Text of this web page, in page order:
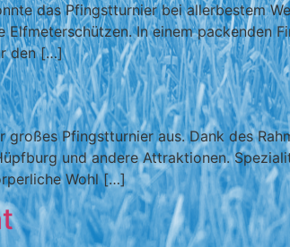
das Pfingstturnier bei allerbestem
In einem packenden
den […]
Pfingstturnier aus. Dank des
und andere Attraktionen.
Wohl […]